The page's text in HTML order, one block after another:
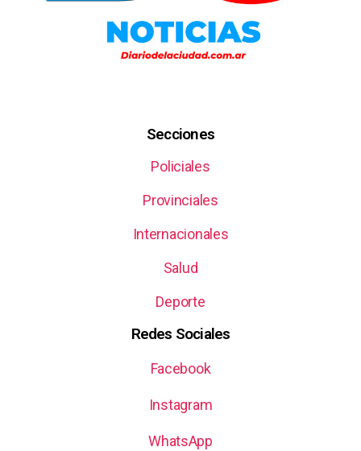
Secciones
Policiales
Provinciales
Internacionales
Salud
Deporte
Redes Sociales
Facebook
Instagram
WhatsApp